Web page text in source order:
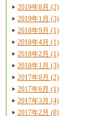
2019年8月 (2)
2019年1月 (3)
2018年9月 (1)
2018年4月 (1)
2018年2月 (1)
2018年1月 (3)
2017年8月 (2)
2017年6月 (1)
2017年3月 (4)
2017年2月 (8)